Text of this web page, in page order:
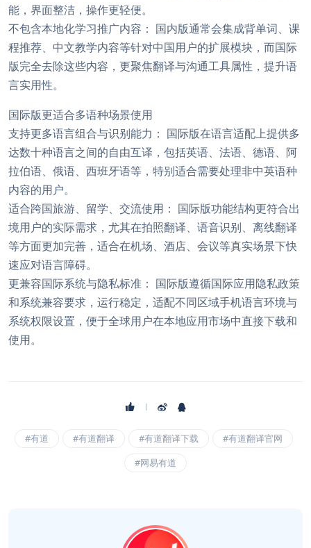
能，界面整洁，操作更轻便。
不包含本地化学习推广内容： 国内版通常会集成背单词、课
程推荐、中文教学内容等针对中国用户的扩展模块，而国际
版完全去除这些内容，更聚焦翻译与沟通工具属性，提升语
言实用性。
国际版更适合多语种场景使用
支持更多语言组合与识别能力： 国际版在语言适配上提供多
达数十种语言之间的自由互译，包括英语、法语、德语、阿
拉伯语、俄语、西班牙语等，特别适合需要处理非中英语种
内容的用户。
适合跨国旅游、留学、交流使用： 国际版功能结构更符合出
境用户的实际需求，尤其在拍照翻译、语音识别、离线翻译
等方面更加完善，适合在机场、酒店、会议等真实场景下快
速应对语言障碍。
更兼容国际系统与隐私标准： 国际版遵循国际应用隐私政策
和系统兼容要求，运行稳定，适配不同区域手机语言环境与
系统权限设置，便于全球用户在本地应用市场中直接下载和
使用。
#有道 #有道翻译 #有道翻译下载
#有道翻译官网
#网易有道